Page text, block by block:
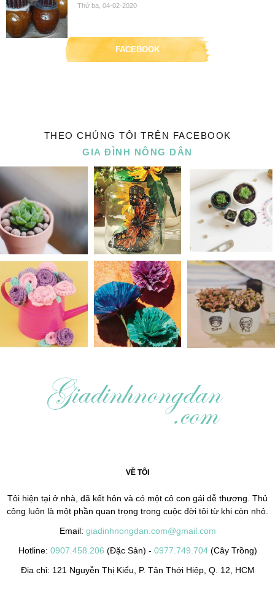
Thứ ba, 04-02-2020
FACEBOOK
THEO CHÚNG TÔI TRÊN FACEBOOK
GIA ĐÌNH NÔNG DÂN
VỀ TÔI
Tôi hiện tại ở nhà, đã kết hôn và có một cô con gái dễ thương. Thủ
công luôn là một phần quan trọng trong cuộc đời tôi từ khi còn nhỏ.
Email: giadinhnongdan.com@gmail.com
Hotline: 0907.458.206 (Đặc Sản) - 0977.749.704(Cây Trồng)
Địa chỉ: 121 Nguyễn Thị Kiểu, P. Tân Thới Hiệp, Q. 12, HCM